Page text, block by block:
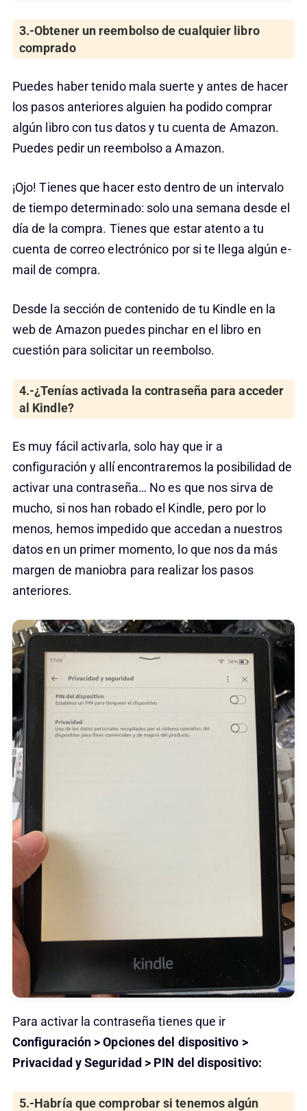
3.-Obtener un reembolso de cualquier libro
comprado
Puedes haber tenido mala suerte y antes de hacer
los pasos anteriores alguien ha podido comprar
algún libro con tus datos y tu cuenta de Amazon.
Puedes pedir un reembolso a Amazon.
¡Ojo! Tienes que hacer esto dentro de un intervalo
de tiempo determinado: solo una semana desde el
día de la compra. Tienes que estar atento a tu
cuenta de correo electrónico por si te llega algún e-
mail de compra.
Desde la sección de contenido de tu Kindle en la
web de Amazon puedes pinchar en el libro en
cuestión para solicitar un reembolso.
4.-¿Tenías activada la contraseña para acceder
al Kindle?
Es muy fácil activarla, solo hay que ir a
configuración y allí encontraremos la posibilidad de
activar una contraseña… No es que nos sirva de
mucho, si nos han robado el Kindle, pero por lo
menos, hemos impedido que accedan a nuestros
datos en un primer momento, lo que nos da más
margen de maniobra para realizar los pasos
anteriores.
Para activar la contraseña tienes que ir
Configuración > Opciones del dispositivo >
Privacidad y Seguridad > PIN del dispositivo:
5.-Habría que comprobar si tenemos algún